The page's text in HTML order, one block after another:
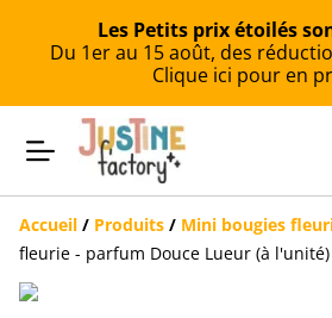
Les Petits prix étoilés
Du 1er au 15 août, des
Clique ici pour en
Accueil / Produits / Mini bougies
fleurie - parfum Douce Lueur (à l'unité)